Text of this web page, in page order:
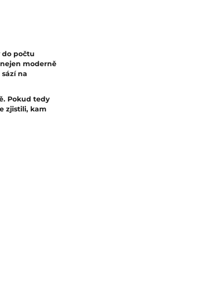
do počtu
moderně
na
Pokud tedy
zjistili, kam